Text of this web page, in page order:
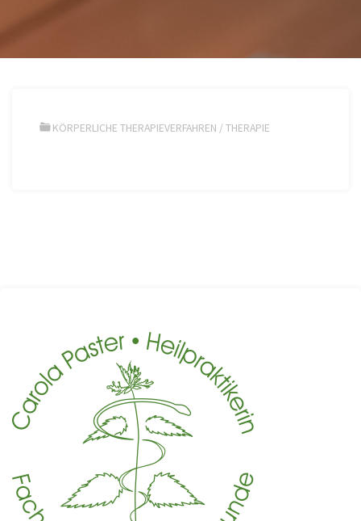
KÖRPERLICHE THERAPIEVERFAHREN /THERAPIE